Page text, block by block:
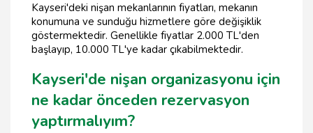
Kayseri'deki nişan mekanlarının fiyatları, mekanın
konumuna ve sunduğu hizmetlere göre değişiklik
göstermektedir. Genellikle fiyatlar 2.000 TL'den
başlayıp, 10.000 TL'ye kadar çıkabilmektedir.
Kayseri'de nişan organizasyonu için
ne kadar önceden rezervasyon
yaptırmalıyım?